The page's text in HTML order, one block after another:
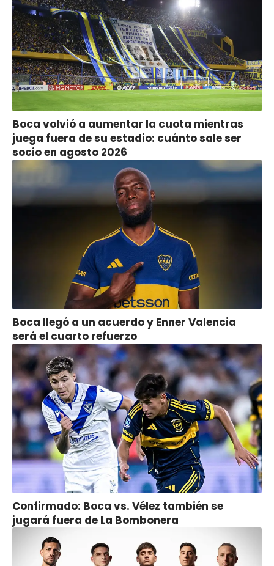
Boca volvió a aumentar la cuota mientras
juega fuera de su estadio: cuánto sale ser
socio en agosto 2026
Boca llegó a un acuerdo y Enner Valencia
será el cuarto refuerzo
Confirmado: Boca vs. Vélez también se
jugará fuera de La Bombonera